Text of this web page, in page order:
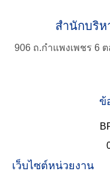
สำนักบริห
906 ถ.กำแพงเพชร 6
ข้
เว็บไซต์หน่วยงาน